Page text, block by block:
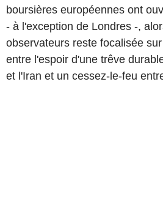
boursières européennes ont
- à l'exception de Londres -,
observateurs reste focalisée
entre l'espoir d'une trêve
et l'Iran et un cessez-le-feu